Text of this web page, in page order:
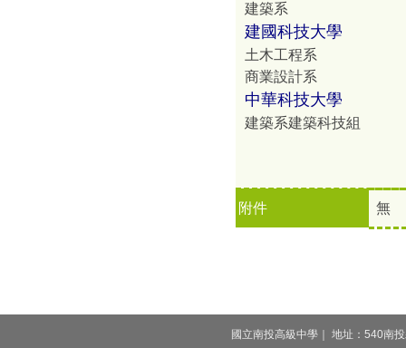
建築系
建國科技大學
土木工程系
商業設計系
中華科技大學
建築系建築科技組
附件 無
國立南投高級中學｜ 地址：540南